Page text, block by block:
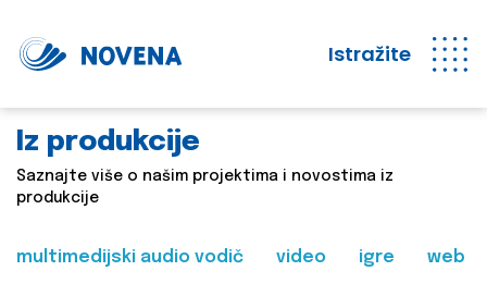
Istražite
Iz produkcije
Saznajte više o našim projektima i novostima iz
produkcije
multimedijski audio vodič video igre web